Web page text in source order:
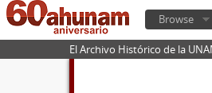
Browse
El Archivo Histórico de la